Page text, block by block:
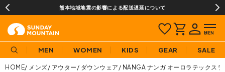
熊本地域地震の影響による配送遅延について
MEN WOMEN KIDS GEAR SALE
HOME メンズ アウター ダウンウェア NANGA ナンガ オーロラテックス